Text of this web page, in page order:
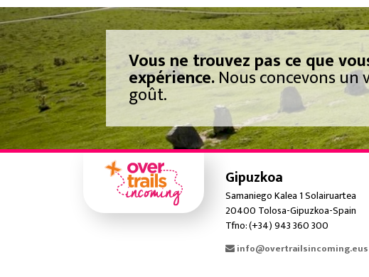
Vous ne trouvez pas ce que
expérience.Nous concevons
goût.
Gipuzkoa
Samaniego Kalea 1 Solairuartea
20400 Tolosa-Gipuzkoa-Spain
Tfno: (+34) 943 360 300
info@overtrailsincoming.eus